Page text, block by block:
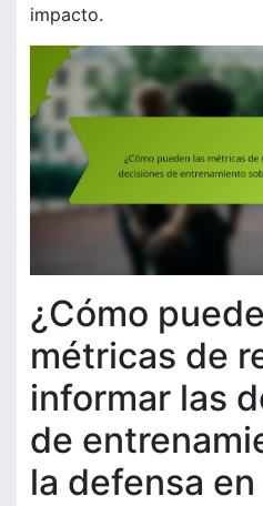
impacto.
¿Cómo
métricas de
informar las
de
la defensa